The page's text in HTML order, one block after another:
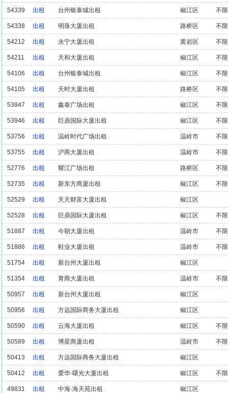
54339 出租 台州银泰城出租 椒江区 不限
54338 出租 明珠大厦出租 路桥区 不限
54212 出租 永宁大厦出租 黄岩区 不限
54211 出租 天和大厦出租 椒江区 不限
54106 出租 台州银泰城出租 椒江区 不限
54105 出租 天时大厦出租 路桥区 不限
53947 出租 鑫泰广场出租 椒江区 不限
53946 出租 巨鼎国际大厦出租 椒江区 不限
53756 出租 温岭时代广场出租 温岭市 不限
53755 出租 沪商大厦出租 温岭市 不限
52776 出租 耀江广场出租 路桥区 不限
52735 出租 新东方商厦出租 椒江区 不限
52529 出租 天天财富大厦出租 椒江区
52528 出租 巨鼎国际大厦出租 椒江区 不限
51887 出租 今朝大厦出租 温岭市 不限
51886 出租 鞋业大厦出租 温岭市 不限
51754 出租 新台州大厦出租 椒江区
51354 出租 青商大厦出租 温岭市 不限
50957 出租 新台州大厦出租 椒江区
50956 出租 方远国际商务大厦出租 椒江区
50590 出租 云海大厦出租 椒江区 不限
50589 出租 博星商厦出租 温岭市 不限
50413 出租 方远国际商务大厦出租 椒江区
50412 出租 爱华·曙光大厦出租 椒江区 不限
49831 出租 中海·海天苑出租 椒江区